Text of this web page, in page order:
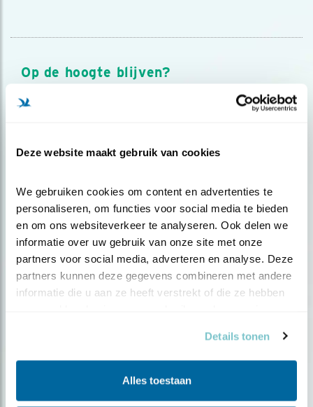
Deze website maakt gebruik van cookies
We gebruiken cookies om content en advertenties te
personaliseren, om functies voor social media te bieden
en om ons websiteverkeer te analyseren. Ook delen we
informatie over uw gebruik van onze site met onze
partners voor social media, adverteren en analyse. Deze
partners kunnen deze gegevens combineren met andere
informatie die u aan ze heeft verstrekt of die ze hebben
Details tonen
Alles toestaan
Op de hoogte blijven?
Meld je aan en ontvang nieuws, inspiratie, acties en tips
over vogels en activiteiten van Vogelbescherming.